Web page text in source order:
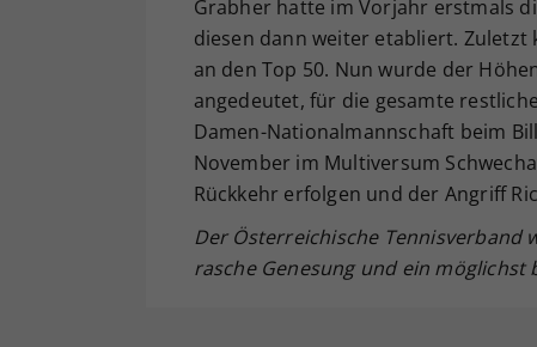
Grabher hatte im Vorjahr erstmals
diesen dann weiter etabliert.
an den Top 50. Nun wurde der
angedeutet, für die gesamte
Damen-Nationalmannschaft beim
November im Multiversum
Rückkehr erfolgen und der Angriff
Der Österreichische Tennisverband
rasche Genesung und ein möglichst